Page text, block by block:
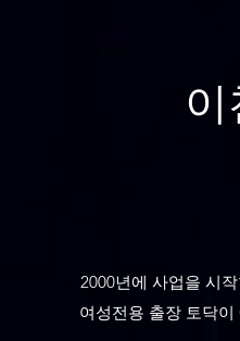
2000년에 사업을 시
여성전용 출장 토닥